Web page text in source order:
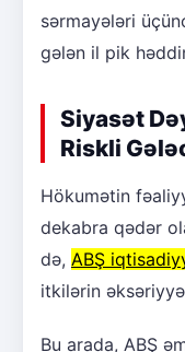
sərmayələri
gələn il pik
Siyasət
Riskli
Hökumətin
dekabra qədər
də, ABŞ
itkilərin
Bu arada, ABŞ